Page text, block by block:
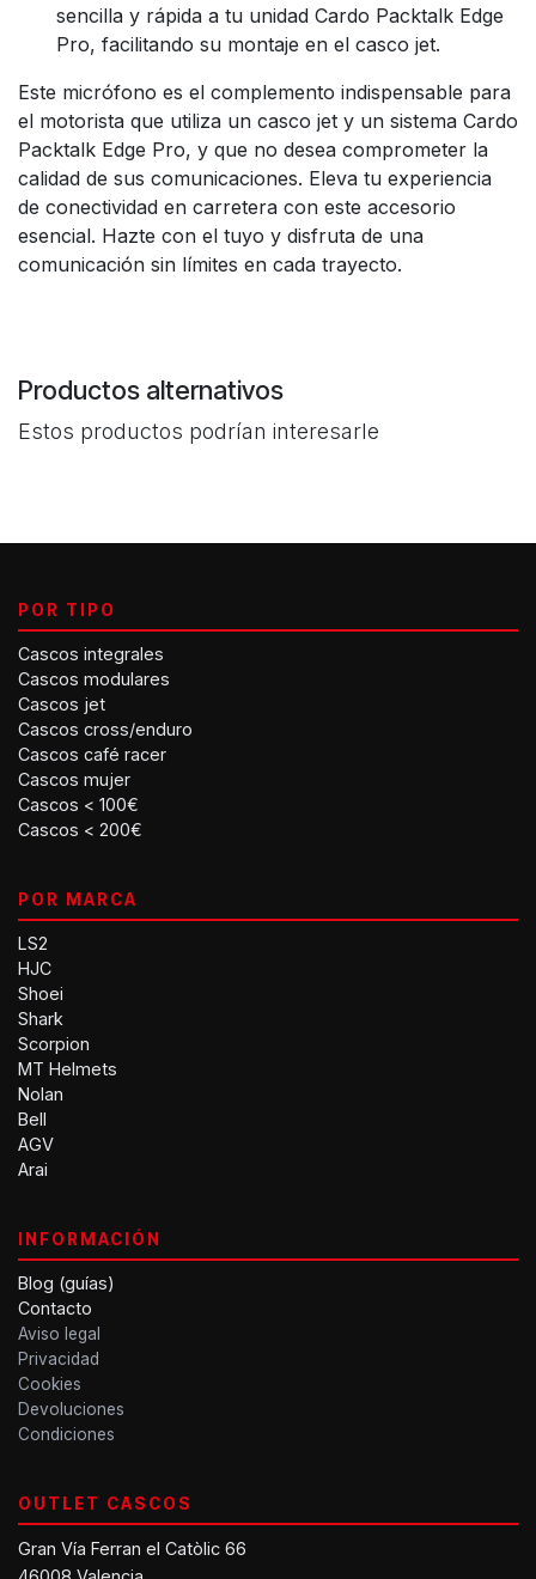
sencilla y rápida a tu unidad Cardo Packtalk Edge
Pro, facilitando su montaje en el casco jet.
Este micrófono es el complemento indispensable para
el motorista que utiliza un casco jet y un sistema Cardo
Packtalk Edge Pro, y que no desea comprometer la
calidad de sus comunicaciones. Eleva tu experiencia
de conectividad en carretera con este accesorio
esencial. Hazte con el tuyo y disfruta de una
comunicación sin límites en cada trayecto.
Productos alternativos
Estos productos podrían interesarle
POR TIPO
Cascos integrales
Cascos modulares
Cascos jet
Cascos cross/enduro
Cascos café racer
Cascos mujer
Cascos < 100€
Cascos < 200€
POR MARCA
LS2
HJC
Shoei
Shark
Scorpion
MT Helmets
Nolan
Bell
AGV
Arai
INFORMACIÓN
Blog (guías)
Contacto
Aviso legal
Privacidad
Cookies
Devoluciones
Condiciones
OUTLET CASCOS
Gran Vía Ferran el Catòlic 66